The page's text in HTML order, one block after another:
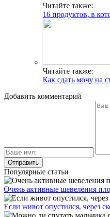
Читайте также:
16 продуктов, в
Читайте также:
Как сдать мочу на
Добавить комментарий
Популярные статьи
Очень активные шевеления
Если живот опустился, через